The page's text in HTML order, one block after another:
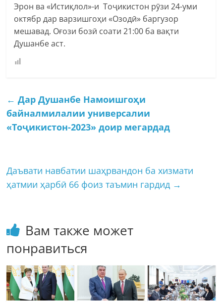
Эрон ва «Истиқлол»-и Тоҷикистон рӯзи 24-уми
октябр дар варзишгоҳи «Озодӣ» баргузор
мешавад. Оғози бозӣ соати 21:00 ба вақти
Душанбе аст.
← Дар Душанбе Намоишгоҳи
байналмилалии универсалии
«Тоҷикистон-2023» доир мегардад
Даъвати навбатии шаҳрвандон ба хизмати
ҳатмии ҳарбӣ 66 фоиз таъмин гардид →
Вам также может
понравиться